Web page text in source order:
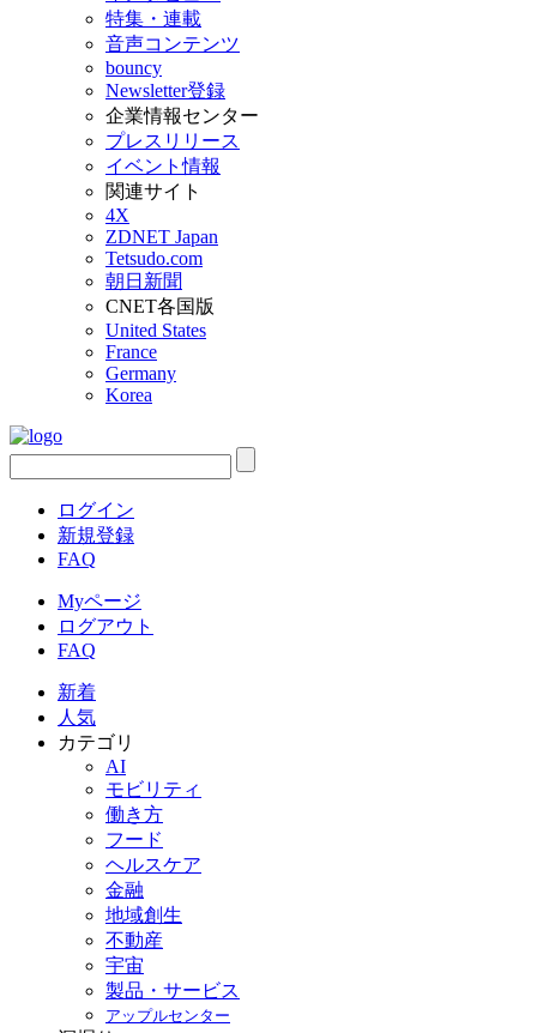
特集・連載
音声コンテンツ
bouncy
Newsletter登録
企業情報センター
プレスリリース
イベント情報
関連サイト
4X
ZDNET Japan
Tetsudo.com
朝日新聞
CNET各国版
United States
France
Germany
Korea
ログイン
新規登録
FAQ
Myページ
ログアウト
FAQ
新着
人気
カテゴリ
AI
モビリティ
働き方
フード
ヘルスケア
金融
地域創生
不動産
宇宙
製品・サービス
アップルセンター